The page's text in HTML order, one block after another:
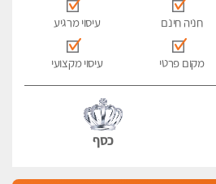
חניה חינם עיסוי מרגיע
מקום פרטי עיסוי מקצועי
כסף